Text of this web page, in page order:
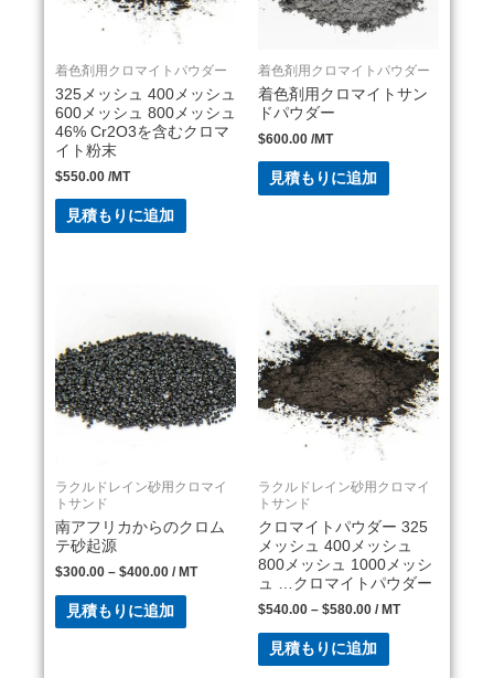
着色剤用クロマイトパウダー
325メッシュ 400メッシュ
600メッシュ 800メッシュ
46% Cr2O3を含むクロマ
イト粉末
$550.00 /MT
見積もりに追加
着色剤用クロマイトパウダー
着色剤用クロマイトサン
ドパウダー
$600.00 /MT
見積もりに追加
ラクルドレイン砂用クロマイ
トサンド
南アフリカからのクロム
テ砂起源
$300.00 – $400.00 / MT
見積もりに追加
ラクルドレイン砂用クロマイ
トサンド
クロマイトパウダー 325
メッシュ 400メッシュ
800メッシュ 1000メッシ
ュ …クロマイトパウダー
$540.00 – $580.00 / MT
見積もりに追加